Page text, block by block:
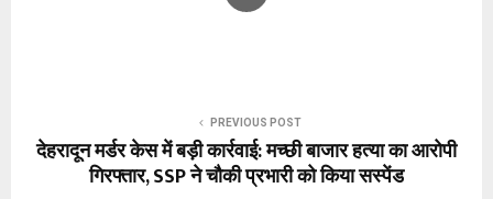
PREVIOUS POST
देहरादून मर्डर केस में बड़ी कार्रवाई: मच्छी बाजार हत्या का आरोपी
गिरफ्तार, SSP ने चौकी प्रभारी को किया सस्पेंड